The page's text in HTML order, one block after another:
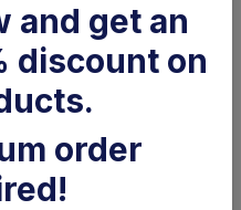
and get an
discount on
order